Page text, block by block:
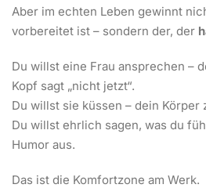
Aber im echten Leben gewinnt
vorbereitet ist – sondern der, der
Du willst eine Frau ansprechen –
Kopf sagt „nicht jetzt“.
Du willst sie küssen – dein Körper
Du willst ehrlich sagen, was du
Humor aus.
Das ist die Komfortzone am Werk.